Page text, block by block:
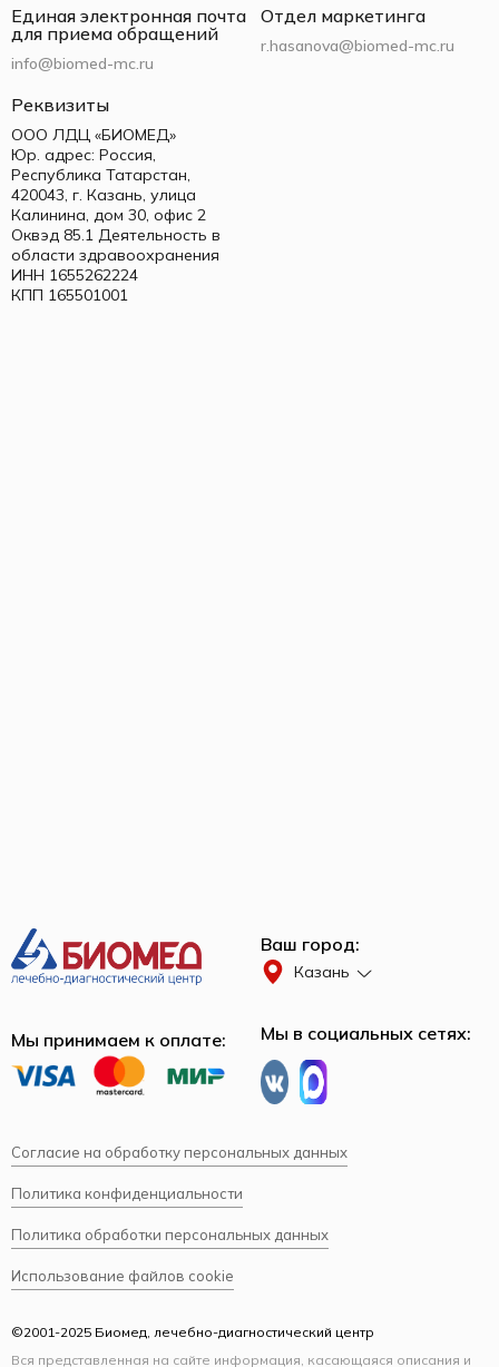
Единая электронная почта
для приема обращений
info@biomed-mc.ru
Отдел маркетинга
r.hasanova@biomed-mc.ru
Реквизиты
ООО ЛДЦ «БИОМЕД»
Юр. адрес: Россия,
Республика Татарстан,
420043, г. Казань, улица
Калинина, дом 30, офис 2
Оквэд 85.1 Деятельность в
области здравоохранения
ИНН 1655262224
КПП 165501001
Ваш город:
Казань
Мы принимаем к оплате: Мы в социальных сетях:
©2001-2025 Биомед, лечебно-диагностический центр
Вся представленная на сайте информация, касающаяся описания и
Согласие на обработку персональных данных
Политика конфиденциальности
Политика обработки персональных данных
Использование файлов cookie